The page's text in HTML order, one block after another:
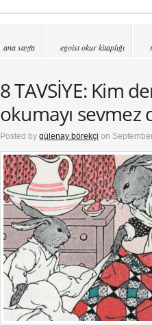
ana sayfa egoist okur kitaplığı
8 TAVSİYE: Kim
okumayı sevmez
Posted by gülenay börekçi on